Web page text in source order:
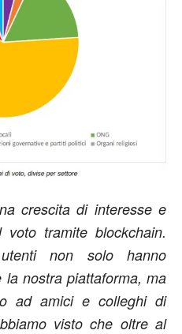
crescita di interesse e
tramite blockchain.
non solo hanno
nostra piattaforma, ma
ad amici e colleghi di
visto che oltre al